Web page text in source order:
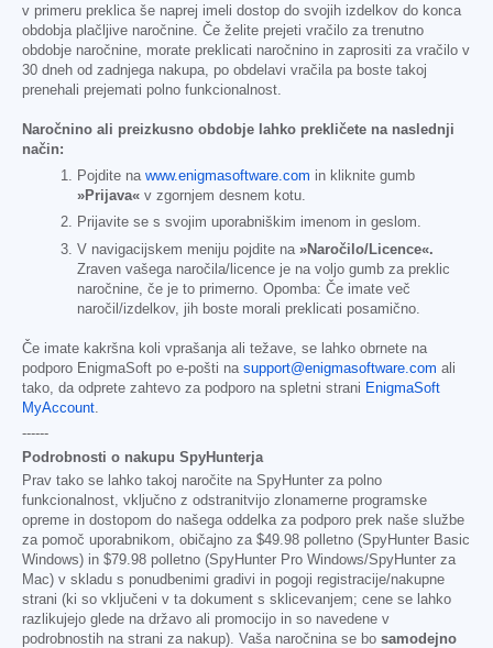
v primeru preklica še naprej imeli dostop do svojih izdelkov do konca
obdobja plačljive naročnine. Če želite prejeti vračilo za trenutno
obdobje naročnine, morate preklicati naročnino in zaprositi za vračilo v
30 dneh od zadnjega nakupa, po obdelavi vračila pa boste takoj
prenehali prejemati polno funkcionalnost.
Naročnino ali preizkusno obdobje lahko prekličete na naslednji
način:
Pojdite na www.enigmasoftware.com in kliknite gumb
»Prijava« v zgornjem desnem kotu.
Prijavite se s svojim uporabniškim imenom in geslom.
V navigacijskem meniju pojdite na »Naročilo/Licence«.
Zraven vašega naročila/licence je na voljo gumb za preklic
naročnine, če je to primerno. Opomba: Če imate več
naročil/izdelkov, jih boste morali preklicati posamično.
Če imate kakršna koli vprašanja ali težave, se lahko obrnete na
podporo EnigmaSoft po e-pošti na support@enigmasoftware.com ali
tako, da odprete zahtevo za podporo na spletni strani EnigmaSoft
MyAccount
------
Podrobnosti o nakupu SpyHunterja
Prav tako se lahko takoj naročite na SpyHunter za polno
funkcionalnost, vključno z odstranitvijo zlonamerne programske
opreme in dostopom do našega oddelka za podporo prek naše službe
za pomoč uporabnikom, običajno za $49.98 polletno (SpyHunter Basic
Windows) in $79.98 polletno (SpyHunter Pro Windows/SpyHunter za
Mac) v skladu s ponudbenimi gradivi in pogoji registracije/nakupne
strani (ki so vključeni v ta dokument s sklicevanjem; cene se lahko
razlikujejo glede na državo ali promocijo in so navedene v
podrobnostih na strani za nakup). Vaša naročnina se bo samodejno